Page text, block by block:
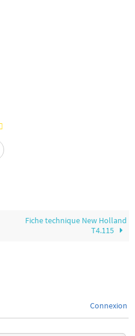
Fiche technique New Holland
T4.115
Connexion